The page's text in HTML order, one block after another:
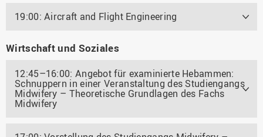
19:00: Aircraft and Flight Engineering
Wirtschaft und Soziales
12:45–16:00: Angebot für examinierte Hebammen:
Schnuppern in einer Veranstaltung des Studiengangs
Midwifery – Theoretische Grundlagen des Fachs
Midwifery